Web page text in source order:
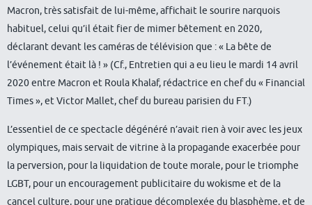
Macron, très satisfait de lui-même, affichait le sourire narquois
habituel, celui qu’il était fier de mimer bêtement en 2020,
déclarant devant les caméras de télévision que : « La bête de
l’événement était là ! » (Cf., Entretien qui a eu lieu le mardi 14 avril
2020 entre Macron et Roula Khalaf, rédactrice en chef du « Financial
Times », et Victor Mallet, chef du bureau parisien du FT.)
L’essentiel de ce spectacle dégénéré n’avait rien à voir avec les jeux
olympiques, mais servait de vitrine à la propagande exacerbée pour
la perversion, pour la liquidation de toute morale, pour le triomphe
LGBT, pour un encouragement publicitaire du wokisme et de la
cancel culture, pour une pratique décomplexée du blasphème, et de